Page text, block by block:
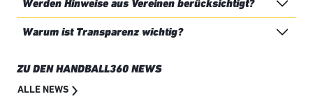
Werden Hinweise aus Vereinen berücksichtigt?
Warum ist Transparenz wichtig?
ZU DEN HANDBALL360 NEWS
ALLE NEWS